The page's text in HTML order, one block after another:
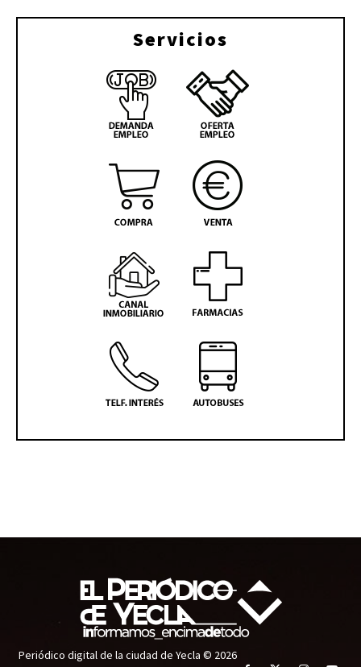
Servicios
Periódico digital de la ciudad de Yecla © 2026